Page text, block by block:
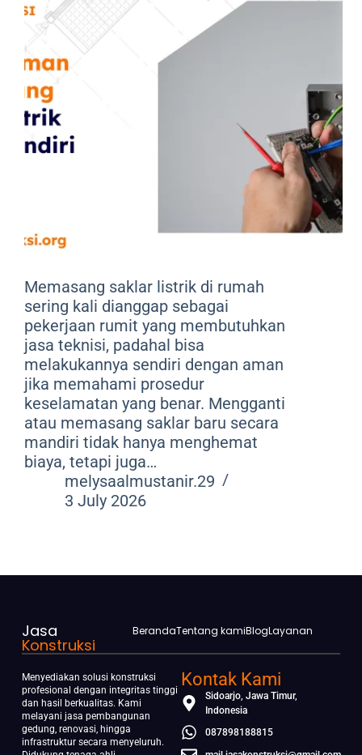
Memasang saklar listrik di rumah
sering kali dianggap sebagai
pekerjaan rumit yang membutuhkan
jasa teknisi, padahal bisa
melakukannya sendiri dengan aman
jika memahami prosedur
keselamatan yang benar. Mengganti
atau memasang saklar baru secara
mandiri tidak hanya menghemat
biaya, tetapi juga…
melysaalmustanir.29
3 July 2026
Jasa
Konstruksi
BerandaTentang kamiBlogLayanan
Menyediakan solusi konstruksi
profesional dengan integritas tinggi
dan hasil berkualitas. Kami
melayani jasa pembangunan
gedung, renovasi, hingga
infrastruktur secara menyeluruh.
Kontak Kami
Sidoarjo, Jawa Timur,
Indonesia
087898188815